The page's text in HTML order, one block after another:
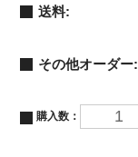
送料:
その他オーダー:
購入数：